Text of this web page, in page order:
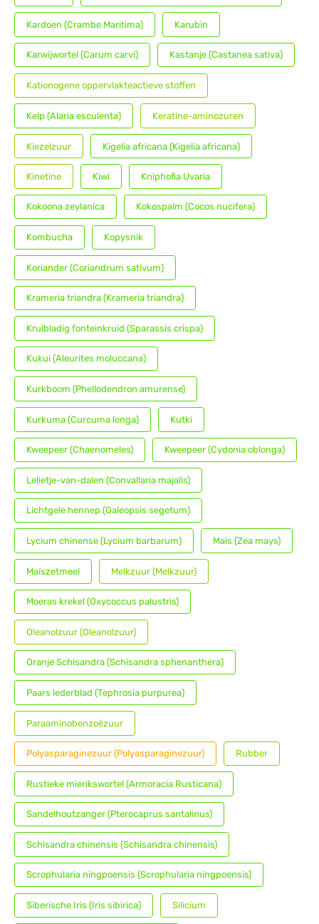
Kardoen (Crambe Maritima) Karubin
Karwijwortel (Carum carvi) Kastanje (Castanea sativa)
Kationogene oppervlakteactieve stoffen
Kelp (Alaria esculenta) Keratine-aminozuren
Kiezelzuur Kigelia africana (Kigelia africana)
Kinetine Kiwi Kniphofia Uvaria
Kokoona zeylanica Kokospalm (Cocos nucifera)
Kombucha Kopysnik
Koriander (Coriandrum sativum)
Krameria triandra (Krameria triandra)
Krulbladig fonteinkruid (Sparassis crispa)
Kukui (Aleurites moluccana)
Kurkboom (Phellodendron amurense)
Kurkuma (Curcuma longa) Kutki
Kweepeer (Chaenomeles) Kweepeer (Cydonia oblonga)
Lelietje-van-dalen (Convallaria majalis)
Lichtgele hennep (Galeopsis segetum)
Lycium chinense (Lycium barbarum) Maïs (Zea mays)
Maïszetmeel Melkzuur (Melkzuur)
Moeras krekel (Oxycoccus palustris)
Oleanolzuur (Oleanolzuur)
Oranje Schisandra (Schisandra sphenanthera)
Paars lederblad (Tephrosia purpurea)
Paraaminobenzoëzuur
Polyasparaginezuur (Polyasparaginezuur) Rubber
Rustieke mierikswortel (Armoracia Rusticana)
Sandelhoutzanger (Pterocaprus santalinus)
Schisandra chinensis (Schisandra chinensis)
Scrophularia ningpoensis (Scrophularia ningpoensis)
Siberische Iris (Iris sibirica) Silicium